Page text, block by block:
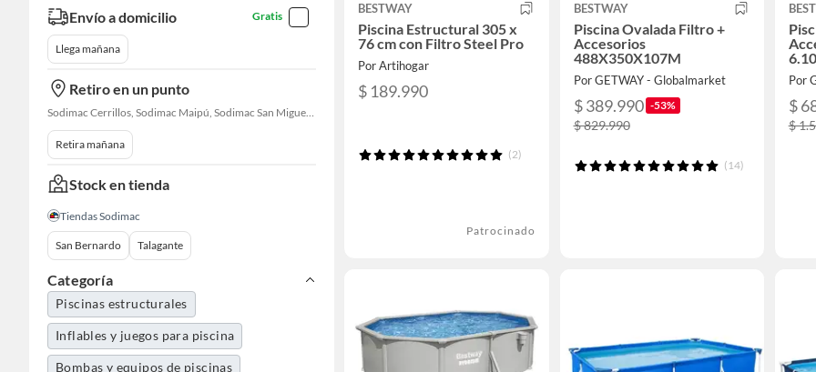
Envío a domicilio Gratis
Llega mañana
Retiro en un punto
Sodimac Cerrillos, Sodimac Maipú, Sodimac San Miguel, Sodimac El Bosque, Sodimac San Bernardo, Constructor Cantagallo, Sodimac Talagante, Sodimac San Fernando
Retira mañana
Stock en tienda
Tiendas Sodimac
San Bernardo Talagante
Categoría
Piscinas estructurales
Inflables y juegos para piscina
Bombas y equipos de piscinas
BESTWAY
Piscina Estructural 305 x
76 cm con Filtro Steel Pro
Por Artihogar
$ 189.990
(2)
Patrocinado
BESTWAY
Piscina Ovalada Filtro +
Accesorios
488X350X107M
Por GETWAY - Globalmarket
$ 389.990 -53%
$ 829.990
(14)
Por
$
$